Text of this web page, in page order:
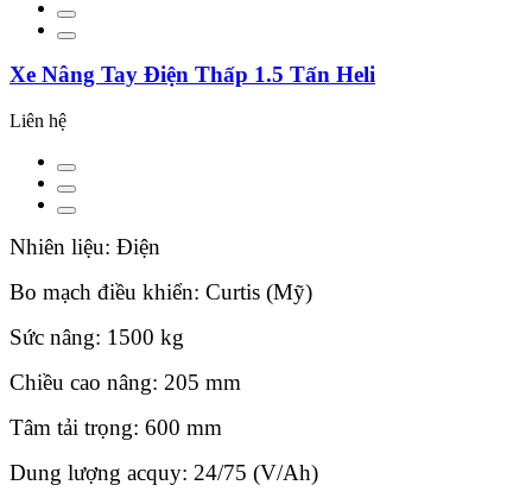
Xe Nâng Tay Điện Thấp 1.5 Tấn Heli
Liên hệ
Nhiên liệu: Điện
Bo mạch điều khiển: Curtis (Mỹ)
Sức nâng: 1500 kg
Chiều cao nâng: 205 mm
Tâm tải trọng: 600 mm
Dung lượng acquy: 24/75 (V/Ah)